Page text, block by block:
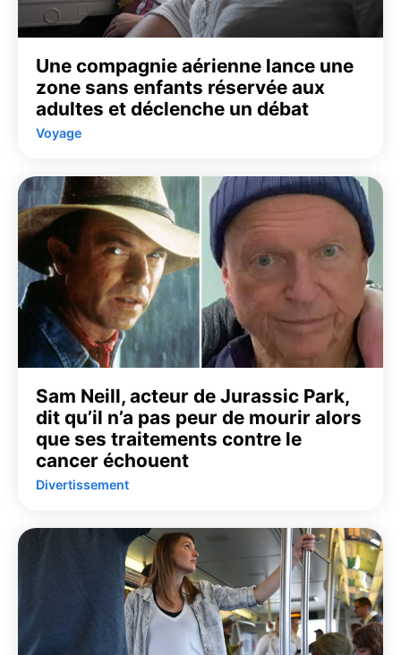
Une compagnie aérienne lance une
zone sans enfants réservée aux
adultes et déclenche un débat
Voyage
Sam Neill, acteur de Jurassic Park,
dit qu’il n’a pas peur de mourir alors
que ses traitements contre le
cancer échouent
Divertissement